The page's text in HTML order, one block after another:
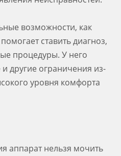
возможности, как
ставить диагноз,
процедуры. У него
и другие ограничения из-
уровня комфорта
аппарат нельзя мочить